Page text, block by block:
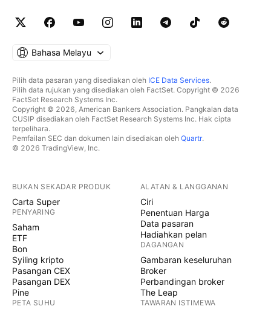
Bahasa Melayu
Pilih data pasaran yang disediakan oleh ICE Data Services.
Pilih data rujukan yang disediakan oleh FactSet. Copyright © 2026
FactSet Research Systems Inc.
Copyright © 2026, American Bankers Association. Pangkalan data
CUSIP disediakan oleh FactSet Research Systems Inc. Hak cipta
terpelihara.
Pemfailan SEC dan dokumen lain disediakan oleh Quartr.
© 2026 TradingView, Inc.
BUKAN SEKADAR PRODUK
Carta Super
PENYARING
Saham
ETF
Bon
Syiling kripto
Pasangan CEX
Pasangan DEX
Pine
PETA SUHU
ALATAN & LANGGANAN
Ciri
Penentuan Harga
Data pasaran
Hadiahkan pelan
DAGANGAN
Gambaran keseluruhan
Broker
Perbandingan broker
The Leap
TAWARAN ISTIMEWA